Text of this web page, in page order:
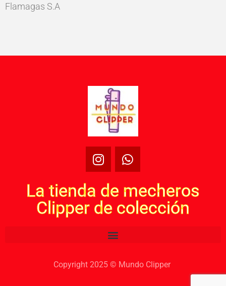
Flamagas S.A
La tienda de mecheros
Clipper de colección
Copyright 2025 © Mundo Clipper